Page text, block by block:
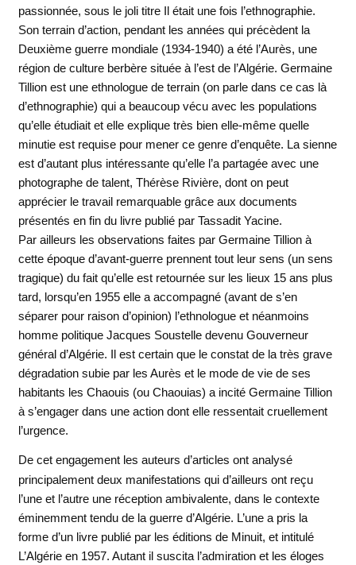
passionnée, sous le joli titre Il était une fois l’ethnographie.
Son terrain d’action, pendant les années qui précèdent la
Deuxième guerre mondiale (1934-1940) a été l’Aurès, une
région de culture berbère située à l’est de l’Algérie. Germaine
Tillion est une ethnologue de terrain (on parle dans ce cas là
d’ethnographie) qui a beaucoup vécu avec les populations
qu’elle étudiait et elle explique très bien elle-même quelle
minutie est requise pour mener ce genre d’enquête. La sienne
est d’autant plus intéressante qu’elle l’a partagée avec une
photographe de talent, Thérèse Rivière, dont on peut
apprécier le travail remarquable grâce aux documents
présentés en fin du livre publié par Tassadit Yacine.
Par ailleurs les observations faites par Germaine Tillion à
cette époque d’avant-guerre prennent tout leur sens (un sens
tragique) du fait qu’elle est retournée sur les lieux 15 ans plus
tard, lorsqu’en 1955 elle a accompagné (avant de s’en
séparer pour raison d’opinion) l’ethnologue et néanmoins
homme politique Jacques Soustelle devenu Gouverneur
général d’Algérie. Il est certain que le constat de la très grave
dégradation subie par les Aurès et le mode de vie de ses
habitants les Chaouis (ou Chaouias) a incité Germaine Tillion
à s’engager dans une action dont elle ressentait cruellement
l’urgence.
De cet engagement les auteurs d’articles ont analysé
principalement deux manifestations qui d’ailleurs ont reçu
l’une et l’autre une réception ambivalente, dans le contexte
éminemment tendu de la guerre d’Algérie. L’une a pris la
forme d’un livre publié par les éditions de Minuit, et intitulé
L’Algérie en 1957. Autant il suscita l’admiration et les éloges